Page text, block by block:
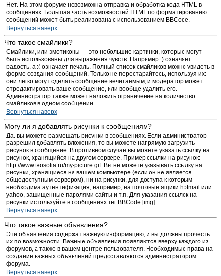
Нет. На этом форуме невозможна отправка и обработка кода HTML в
сообщениях. Большая часть возможностей HTML по форматированию
сообщений может быть реализована с использованием BBCode.
Вернуться наверх
Что такое смайлики?
Смайлики, или эмотиконы — это небольшие картинки, которые могут
быть использованы для выражения чувств. Например :) означает
радость, а :( означает печаль. Полный список смайликов можно увидеть в
форме создания сообщений. Только не перестарайтесь, используя их:
они легко могут сделать сообщение нечитаемым, и модератор может
отредактировать ваше сообщение, или вообще удалить его.
Администратор также может наложить ограничение на количество
смайликов в одном сообщении.
Вернуться наверх
Могу ли я добавлять рисунки к сообщениям?
Да, вы можете размещать рисунки в сообщениях. Если администратор
разрешил добавлять вложения, то вы можете напрямую загрузить
рисунок в сообщение. В противном случае вы можете указать ссылку на
рисунок, хранящийся на другом сервере. Пример ссылки на рисунок:
http://www.teosofia.ru/my-picture.gif. Вы не можете указывать ссылку на
рисунки, хранящиеся на вашем компьютере (если он не является
общедоступным сервером), ни на рисунки, для доступа к которым
необходима аутентификация, например, на почтовые ящики hotmail или
yahoo, защищенные паролями сайты и т.п. Для указания ссылок на
рисунки используйте в сообщениях тег BBCode [img].
Вернуться наверх
Что такое важные объявления?
Эти объявления содержат важную информацию, и вы должны прочесть
их по возможности. Важные объявления появляются вверху каждого из
форумов, а также в вашем центре пользователя. Необходимые права на
создание важных объявлений предоставляются администратором
форума.
Вернуться наверх